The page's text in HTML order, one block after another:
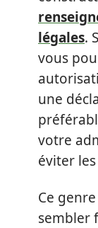
légales.
vous
une
votre
éviter
Ce
sembler